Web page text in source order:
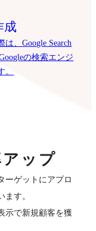
成
、Google Search
の検索エンジ
。
ップ
ーゲットにアプロ
す。
示で新規顧客を獲